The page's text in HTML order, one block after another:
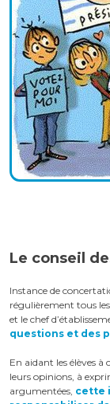
Le conseil
Instance de
régulièrement tous les
et le chef
questions et des
En aidant les élèves
leurs opinions, à
argumentées, cette